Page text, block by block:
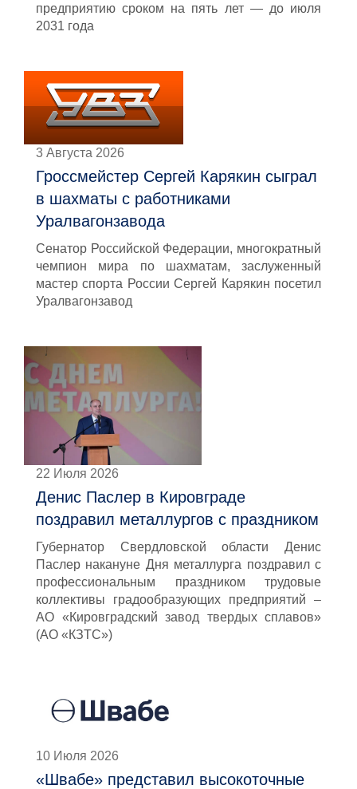
предприятию сроком на пять лет — до июля
2031 года
3 Августа 2026
Гроссмейстер Сергей Карякин сыграл
в шахматы с работниками
Уралвагонзавода
Сенатор Российской Федерации, многократный
чемпион мира по шахматам, заслуженный
мастер спорта России Сергей Карякин посетил
Уралвагонзавод
22 Июля 2026
Денис Паслер в Кировграде
поздравил металлургов с праздником
Губернатор Свердловской области Денис
Паслер накануне Дня металлурга поздравил с
профессиональным праздником трудовые
коллективы градообразующих предприятий –
АО «Кировградский завод твердых сплавов»
(АО «КЗТС»)
10 Июля 2026
«Швабе» представил высокоточные